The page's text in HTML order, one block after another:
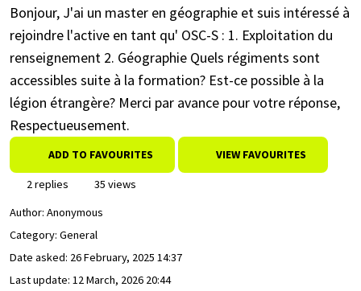
Bonjour, J'ai un master en géographie et suis intéressé à
rejoindre l'active en tant qu' OSC-S : 1. Exploitation du
renseignement 2. Géographie Quels régiments sont
accessibles suite à la formation? Est-ce possible à la
légion étrangère? Merci par avance pour votre réponse,
Respectueusement.
ADD TO FAVOURITES VIEW FAVOURITES
2 replies
35 views
Author: Anonymous
Category: General
Date asked: 26 February, 2025 14:37
Last update: 12 March, 2026 20:44